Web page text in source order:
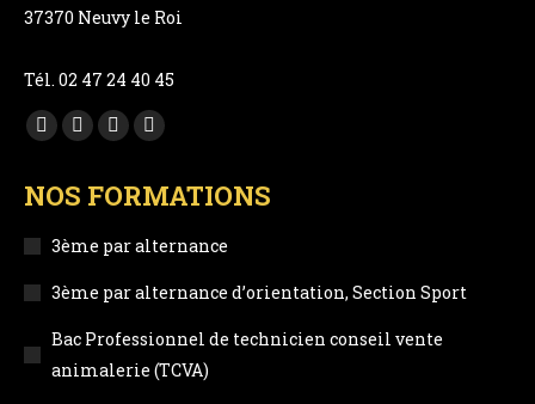
37370 Neuvy le Roi
Tél. 02 47 24 40 45
Trouvez nous sur :
Facebook
opens
window
YouTube
opens
new
window
LinkedIn
opens
window
Instagram
opens
window
NOS FORMATIONS
3ème par alternance
3ème par alternance d’orientation, Section Sport
Bac Professionnel de technicien conseil vente
animalerie (TCVA)